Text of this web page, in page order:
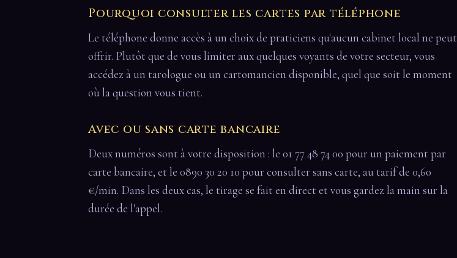
Pourquoi consulter les cartes par téléphone
Le téléphone donne accès à un choix de praticiens qu'aucun cabinet local ne peut
offrir. Plutôt que de vous limiter aux quelques voyants de votre secteur, vous
accédez à un tarologue ou un cartomancien disponible, quel que soit le moment
où la question vous tient.
Avec ou sans carte bancaire
Deux numéros sont à votre disposition : le 01 77 48 74 00 pour un paiement par
carte bancaire, et le 0890 30 20 10 pour consulter sans carte, au tarif de 0,60
€/min. Dans les deux cas, le tirage se fait en direct et vous gardez la main sur la
durée de l'appel.